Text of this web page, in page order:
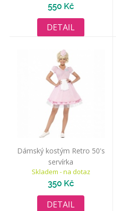
550 Kč
DETAIL
Dámský kostým Retro 50's
servírka
Skladem - na dotaz
350 Kč
DETAIL